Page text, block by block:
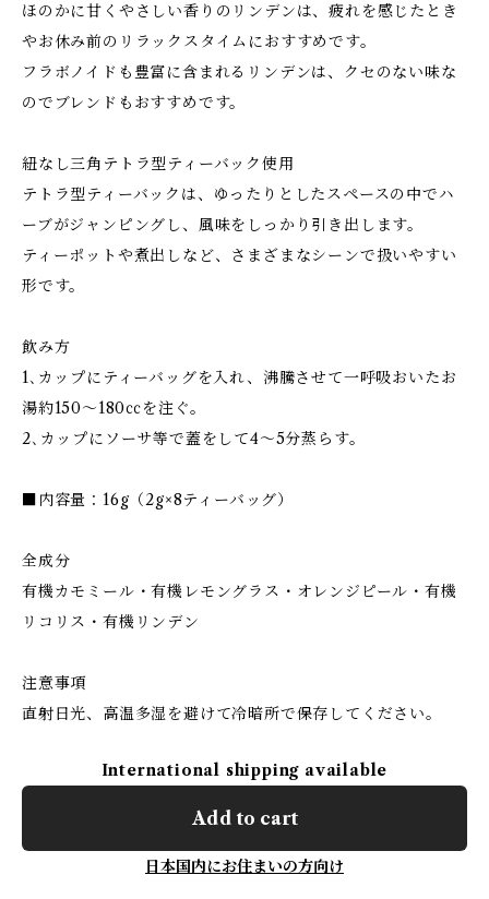
ほのかに甘くやさしい香りのリンデンは、疲れを感じたとき
やお休み前のリラックスタイムにおすすめです。
フラボノイドも豊富に含まれるリンデンは、クセのない味な
のでブレンドもおすすめです。
紐なし三角テトラ型ティーバック使用
テトラ型ティーバックは、ゆったりとしたスペースの中でハ
ーブがジャンピングし、風味をしっかり引き出します。
ティーポットや煮出しなど、さまざまなシーンで扱いやすい
形です。
飲み方
1､カップにティーバッグを入れ、沸騰させて一呼吸おいたお
湯約150～180㏄を注ぐ。
2､カップにソーサ等で蓋をして4～5分蒸らす。
■内容量：16g（2g×8ティーバッグ）
全成分
有機カモミール・有機レモングラス・オレンジピール・有機
リコリス・有機リンデン
注意事項
直射日光、高温多湿を避けて冷暗所で保存してください。
International shipping available
Add to cart
日本国内にお住まいの方向け